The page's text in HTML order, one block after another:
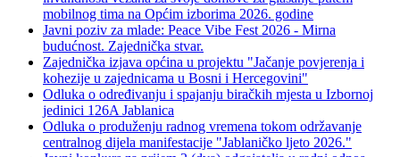
mobilnog tima na Općim izborima 2026. godine
Javni poziv za mlade: Peace Vibe Fest 2026 - Mirna
budućnost. Zajednička stvar.
Zajednička izjava općina u projektu "Jačanje povjerenja i
kohezije u zajednicama u Bosni i Hercegovini"
Odluka o određivanju i spajanju biračkih mjesta u Izbornoj
jedinici 126A Jablanica
Odluka o produženju radnog vremena tokom održavanje
centralnog dijela manifestacije "Jablaničko ljeto 2026."